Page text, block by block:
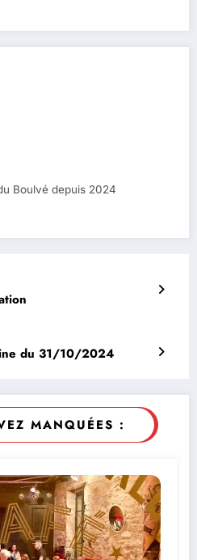
Boulvé depuis 2024
du 31/10/2024
MANQUÉES :